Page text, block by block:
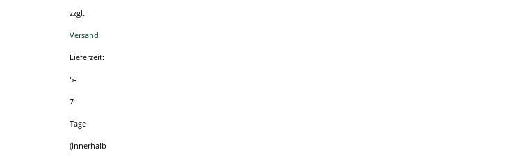
zzgl.
Versand
Lieferzeit:
5-
7
Tage
(innerhalb